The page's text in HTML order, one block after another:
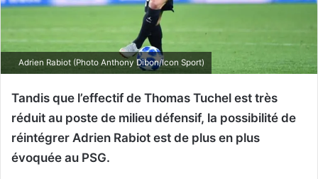
Adrien Rabiot (Photo Anthony Dibon/Icon Sport)
Tandis que l’effectif de Thomas Tuchel est très
réduit au poste de milieu défensif, la possibilité de
réintégrer Adrien Rabiot est de plus en plus
évoquée au PSG.